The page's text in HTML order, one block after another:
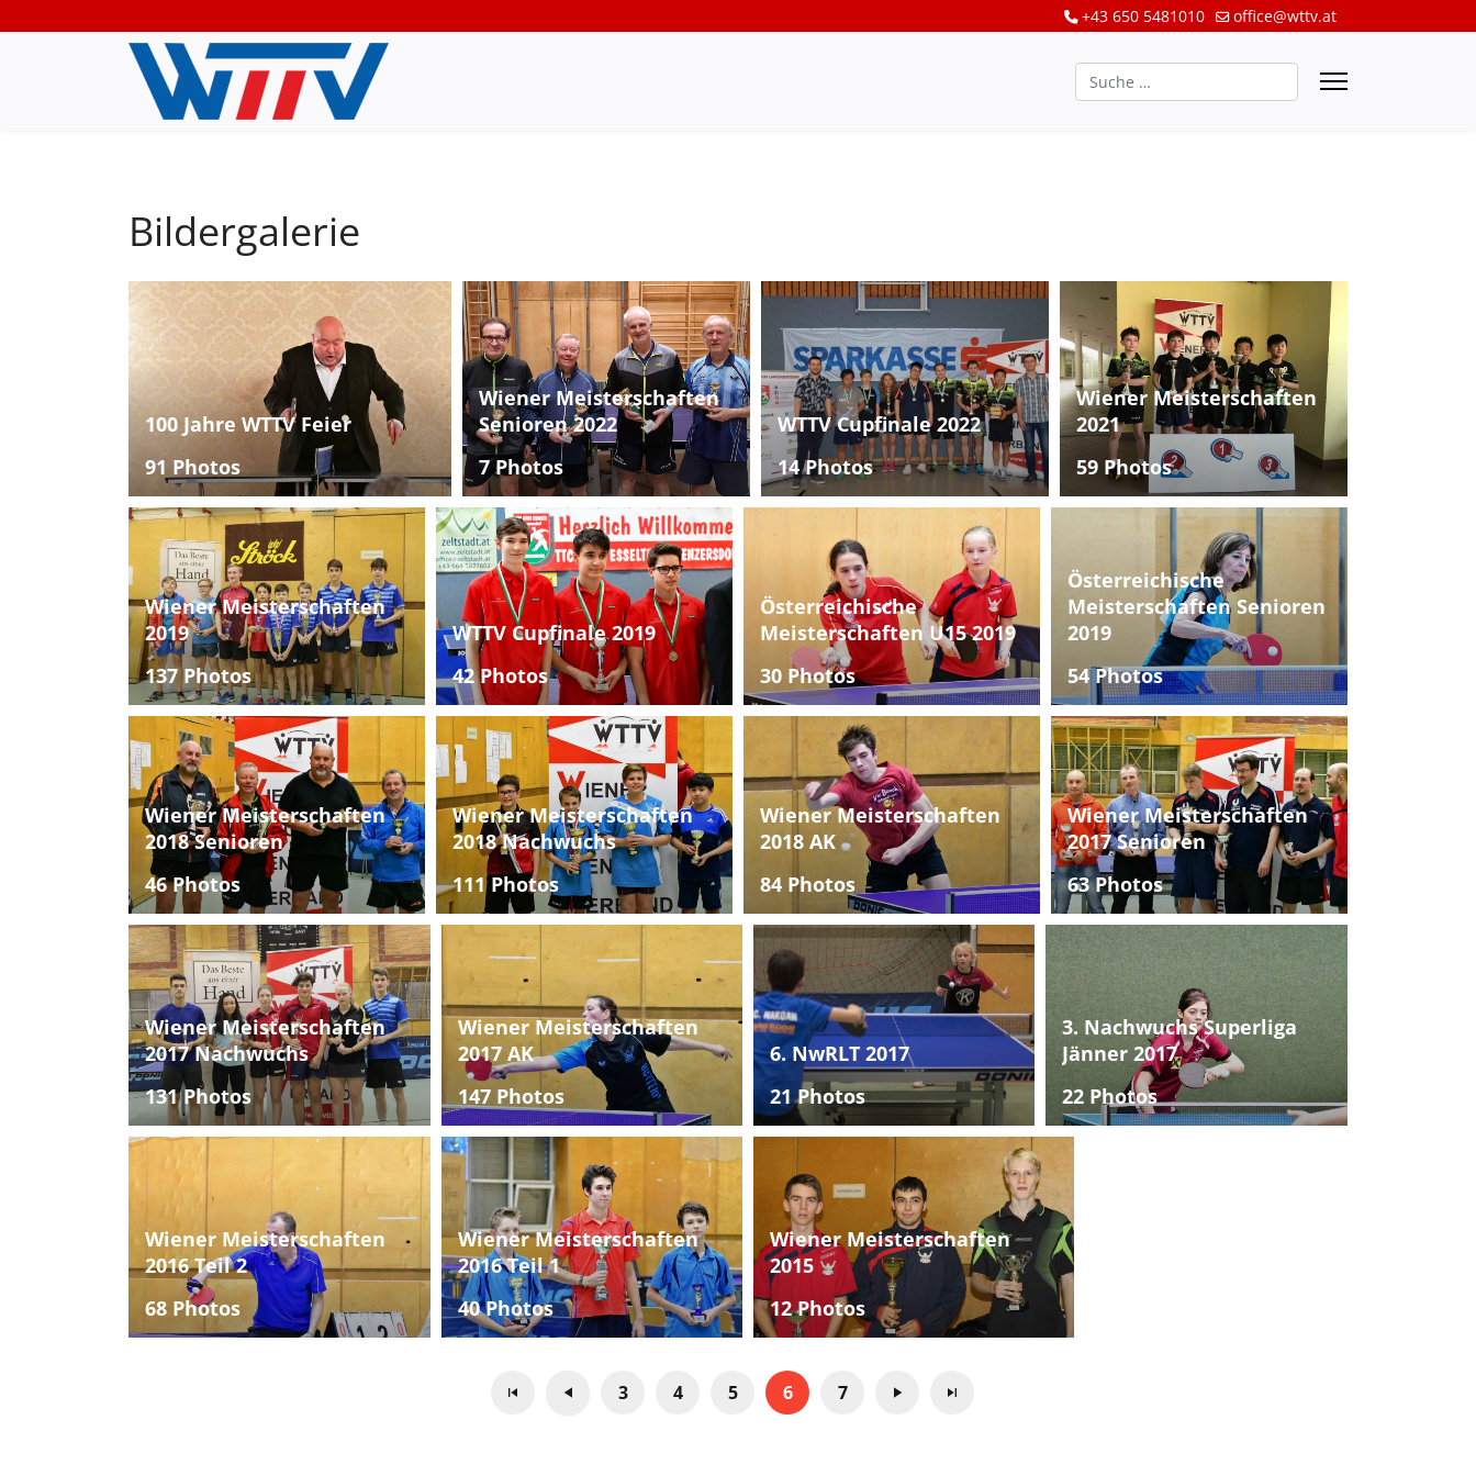
+43 650 5481010 office@wttv.at
Suchen
Bildergalerie
100 Jahre WTTV Feier
91 Photos
Wiener Meisterschaften
Senioren 2022
7 Photos
WTTV Cupfinale 2022
14 Photos
Wiener Meisterschaften
2021
59 Photos
Wiener Meisterschaften
2019
137 Photos
WTTV Cupfinale 2019
42 Photos
Österreichische
Meisterschaften U15 2019
30 Photos
Österreichische
Meisterschaften Senioren
2019
54 Photos
Wiener Meisterschaften
2018 Senioren
46 Photos
Wiener Meisterschaften
2018 Nachwuchs
111 Photos
Wiener Meisterschaften
2018 AK
84 Photos
Wiener Meisterschaften
2017 Senioren
63 Photos
Wiener Meisterschaften
2017 Nachwuchs
131 Photos
Wiener Meisterschaften
2017 AK
147 Photos
6. NwRLT 2017
21 Photos
3. Nachwuchs Superliga
Jänner 2017
22 Photos
Wiener Meisterschaften
2016 Teil 2
68 Photos
Wiener Meisterschaften
2016 Teil 1
40 Photos
Wiener Meisterschaften
2015
12 Photos
3 4 5 6 7